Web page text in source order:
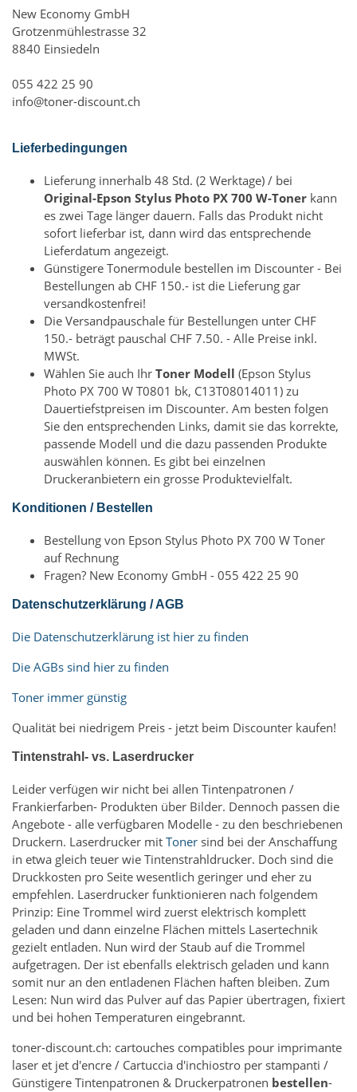
New Economy GmbH
Grotzenmühlestrasse 32
8840 Einsiedeln
055 422 25 90
info@toner-discount.ch
Lieferbedingungen
Lieferung innerhalb 48 Std. (2 Werktage) / bei
Original-Epson Stylus Photo PX 700 W-Toner kann
es zwei Tage länger dauern. Falls das Produkt nicht
sofort lieferbar ist, dann wird das entsprechende
Lieferdatum angezeigt.
Günstigere Tonermodule bestellen im Discounter - Bei
Bestellungen ab CHF 150.- ist die Lieferung gar
versandkostenfrei!
Die Versandpauschale für Bestellungen unter CHF
150.- beträgt pauschal CHF 7.50. - Alle Preise inkl.
MWSt.
Wählen Sie auch Ihr Toner Modell (Epson Stylus
Photo PX 700 W T0801 bk, C13T08014011) zu
Dauertiefstpreisen im Discounter. Am besten folgen
Sie den entsprechenden Links, damit sie das korrekte,
passende Modell und die dazu passenden Produkte
auswählen können. Es gibt bei einzelnen
Druckeranbietern ein grosse Produktevielfalt.
Konditionen / Bestellen
Bestellung von Epson Stylus Photo PX 700 W Toner
auf Rechnung
Fragen? New Economy GmbH - 055 422 25 90
Datenschutzerklärung / AGB
Die Datenschutzerklärung ist hier zu finden
Die AGBs sind hier zu finden
Toner immer günstig
Qualität bei niedrigem Preis - jetzt beim Discounter kaufen!
Tintenstrahl- vs. Laserdrucker
Leider verfügen wir nicht bei allen Tintenpatronen /
Frankierfarben- Produkten über Bilder. Dennoch passen die
Angebote - alle verfügbaren Modelle - zu den beschriebenen
Druckern. Laserdrucker mit Toner sind bei der Anschaffung
in etwa gleich teuer wie Tintenstrahldrucker. Doch sind die
Druckkosten pro Seite wesentlich geringer und eher zu
empfehlen. Laserdrucker funktionieren nach folgendem
Prinzip: Eine Trommel wird zuerst elektrisch komplett
geladen und dann einzelne Flächen mittels Lasertechnik
gezielt entladen. Nun wird der Staub auf die Trommel
aufgetragen. Der ist ebenfalls elektrisch geladen und kann
somit nur an den entladenen Flächen haften bleiben. Zum
Lesen: Nun wird das Pulver auf das Papier übertragen, fixiert
und bei hohen Temperaturen eingebrannt.
toner-discount.ch: cartouches compatibles pour imprimante
laser et jet d'encre / Cartuccia d'inchiostro per stampanti /
Günstigere Tintenpatronen & Druckerpatronen bestellen-